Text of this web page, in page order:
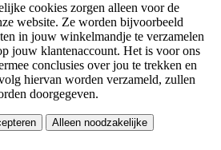
cookies zorgen alleen voor de
website. Ze worden bijvoorbeeld
in jouw winkelmandje te verzamelen
jouw klantenaccount. Het is voor ons
conclusies over jou te trekken en
hiervan worden verzameld, zullen
doorgegeven.
Alleen noodzakelijke